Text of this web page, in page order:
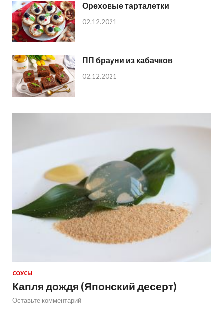
Ореховые тарталетки
02.12.2021
ПП брауни из кабачков
02.12.2021
СОУСЫ
Капля дождя (Японский десерт)
Оставьте комментарий